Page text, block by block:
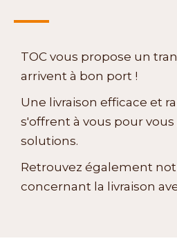
TOC vous propose un
arrivent à bon port !
Une livraison efficace et
s'offrent à vous pour
solutions.
Retrouvez également
concernant la livraison